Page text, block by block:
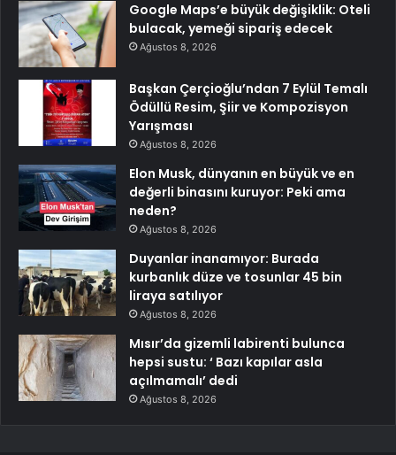
Google Maps’e büyük değişiklik: Oteli
bulacak, yemeği sipariş edecek
Ağustos 8, 2026
Başkan Çerçioğlu’ndan 7 Eylül Temalı
Ödüllü Resim, Şiir ve Kompozisyon
Yarışması
Ağustos 8, 2026
Elon Musk, dünyanın en büyük ve en
değerli binasını kuruyor: Peki ama
neden?
Ağustos 8, 2026
Duyanlar inanamıyor: Burada
kurbanlık düze ve tosunlar 45 bin
liraya satılıyor
Ağustos 8, 2026
Mısır’da gizemli labirenti bulunca
hepsi sustu: ‘ Bazı kapılar asla
açılmamalı’ dedi
Ağustos 8, 2026